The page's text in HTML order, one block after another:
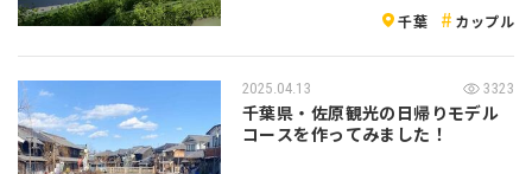
千葉 カップル
2025.04.13 3323
千葉県・佐原観光の日帰りモデル
コースを作ってみました！